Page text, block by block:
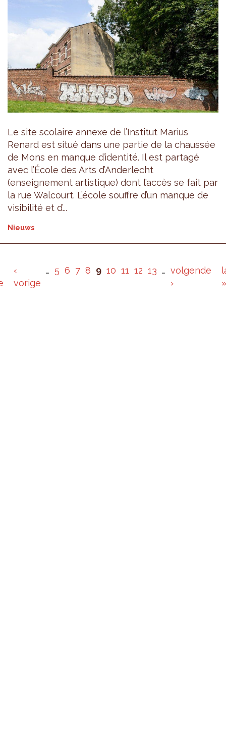
Le site scolaire annexe de l’Institut Marius
Renard est situé dans une partie de la chaussée
de Mons en manque d’identité. Il est partagé
avec l’École des Arts d’Anderlecht
(enseignement artistique) dont l’accès se fait par
la rue Walcourt. L’école souffre d’un manque de
visibilité et d’...
Nieuws
‹
vorige
… 5 6 7 8 9 10 11 12 13 … volgende
›
»